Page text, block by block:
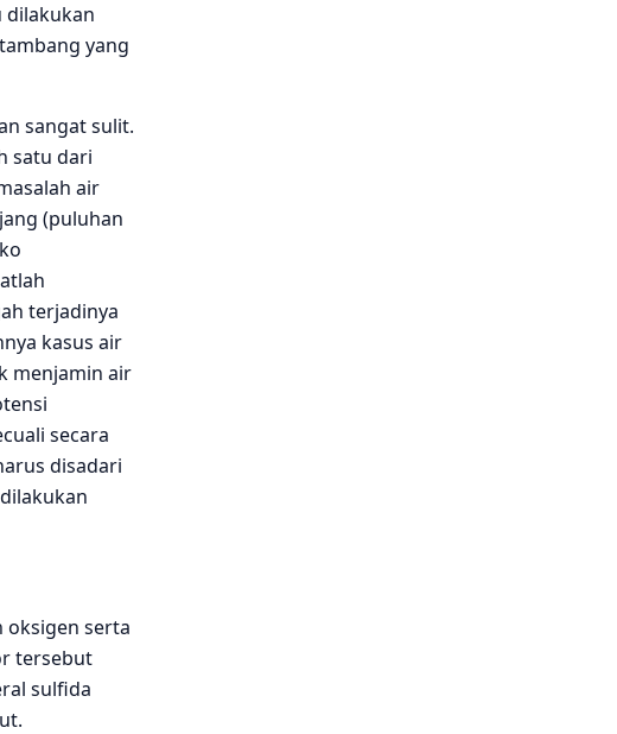
dilakukan
yang
sangat sulit.
satu dari
air
(puluhan
terjadinya
kasus air
menjamin air
secara
disadari
oksigen serta
tersebut
sulfida